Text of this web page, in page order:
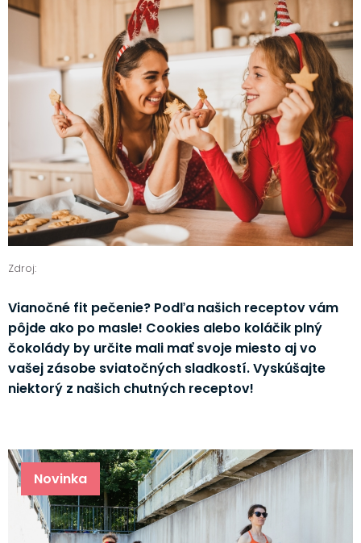
Zdroj:
Vianočné fit pečenie? Podľa našich receptov vám
pôjde ako po masle! Cookies alebo koláčik plný
čokolády by určite mali mať svoje miesto aj vo
vašej zásobe sviatočných sladkostí. Vyskúšajte
niektorý z našich chutných receptov!
Novinka